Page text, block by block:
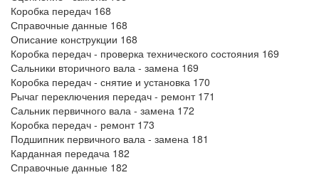
Коробка передач 168
Справочные данные 168
Описание конструкции 168
Коробка передач - проверка технического состояния 169
Сальники вторичного вала - замена 169
Коробка передач - снятие и установка 170
Рычаг переключения передач - ремонт 171
Сальник первичного вала - замена 172
Коробка передач - ремонт 173
Подшипник первичного вала - замена 181
Карданная передача 182
Справочные данные 182